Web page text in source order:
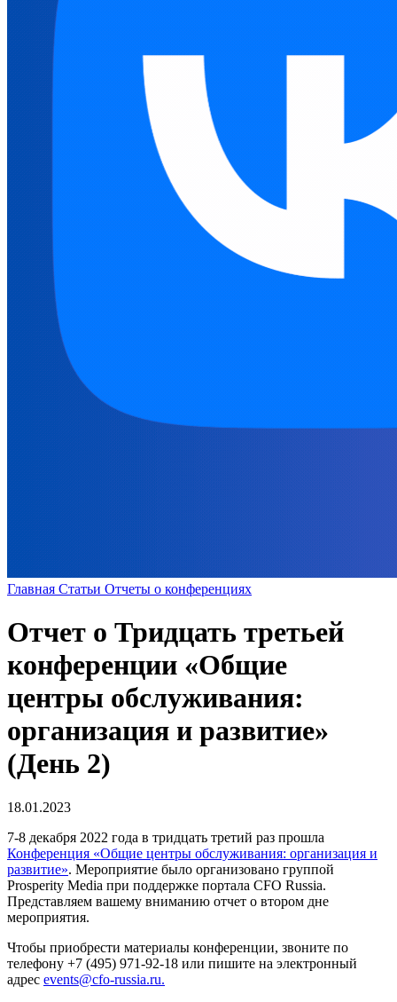
Главная Статьи Отчеты о конференциях
Отчет о Тридцать третьей
конференции «Общие
центры обслуживания:
организация и развитие»
(День 2)
18.01.2023
7-8 декабря 2022 года в тридцать третий раз прошла
Конференция «Общие центры обслуживания: организация и
развитие». Мероприятие было организовано группой
Prosperity Media при поддержке портала CFO Russia.
Представляем вашему вниманию отчет о втором дне
мероприятия.
Чтобы приобрести материалы конференции, звоните по
телефону +7 (495) 971-92-18 или пишите на электронный
адрес events@cfo-russia.ru.